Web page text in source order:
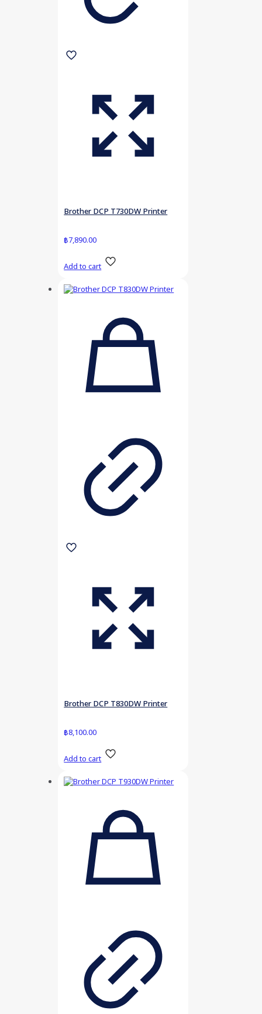
Brother DCP T730DW Printer
฿7,890.00
Add to cart
Brother DCP T830DW Printer
฿8,100.00
Add to cart